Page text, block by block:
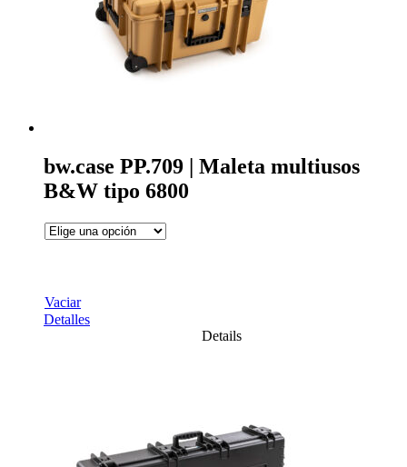
bw.case PP.709 | Maleta multiusos
B&W tipo 6800
Vaciar
Detalles
Details